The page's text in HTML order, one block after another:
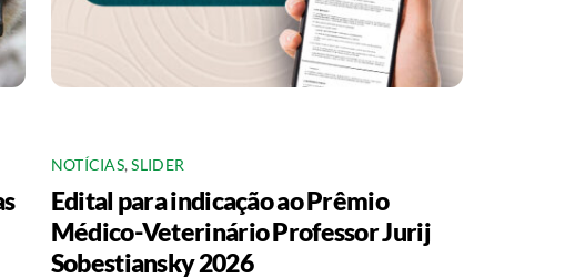
NOTÍCIAS,SLIDER
Edital para indicação ao Prêmio
Médico-Veterinário Professor Jurij
Sobestiansky 2026